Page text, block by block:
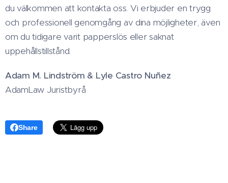
du välkommen att kontakta oss. Vi erbjuder en trygg
och professionell genomgång av dina möjligheter, även
om du tidigare varit papperslös eller saknat
uppehållstillstånd.
Adam M. Lindström & Lyle Castro Nuñez
AdamLaw Juristbyrå
Share